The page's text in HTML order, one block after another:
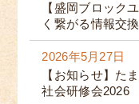
【盛岡ブロック
く繋がる情報交
2026年5月27日
【お知らせ】た
社会研修会2026